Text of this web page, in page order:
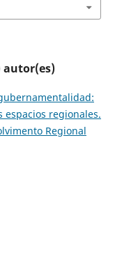
autor(es)
espacios regionales.
Regional